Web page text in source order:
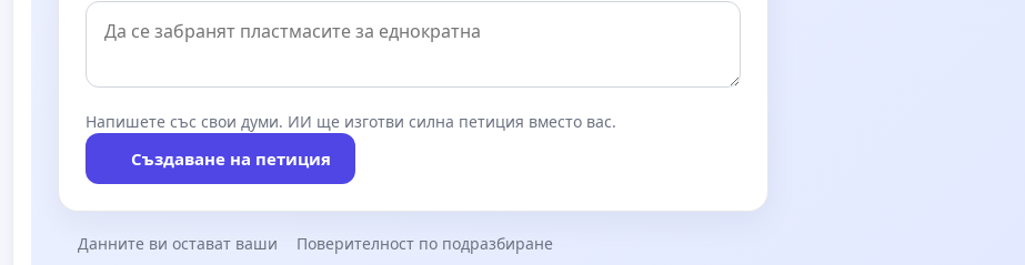
Напишете със свои думи. ИИ ще изготви силна петиция вместо вас.
Създаване на петиция
Данните ви остават ваши Поверителност по подразбиране